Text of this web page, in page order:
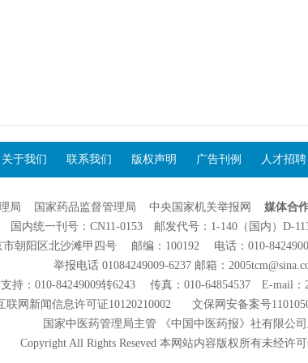
关于我们 联系我们 版权声明 广告刊例 人才招聘
局 国家药品监督管理局 中央国家机关举报网 媒体合
国内统一刊号：CN11-0153 邮发代号：1-140（国内）D-
市朝阳区北沙滩甲四号 邮编：100192 电话：010-
举报电话 01084249009-6237 邮箱：
持：010-84249009转6243 传真：010-64854537 E-mail：
联网新闻信息许可证10120210002文保网安备案号
国家中医药管理局主管 《中国中医药报》社有限公
Copyright All Rights Reseved 本网站内容版权所有未经许